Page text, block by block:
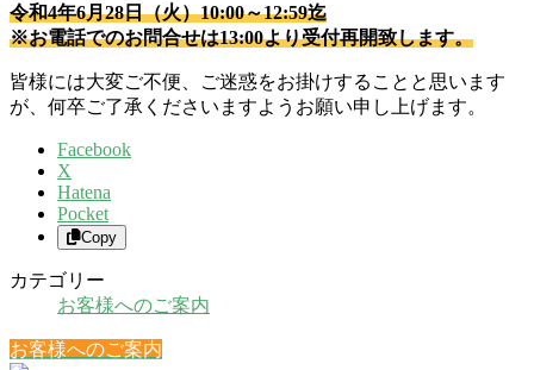
令和4年6月28日（火）10:00～12:59迄
※お電話でのお問合せは13:00より受付再開致します。
皆様には大変ご不便、ご迷惑をお掛けすることと思います
が、何卒ご了承くださいますようお願い申し上げます。
Facebook
X
Hatena
Pocket
Copy
カテゴリー
お客様へのご案内
お客様へのご案内